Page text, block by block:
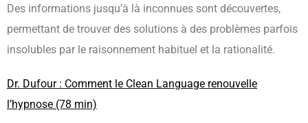
Des informations jusqu’à là inconnues sont découvertes,
permettant de trouver des solutions à des problèmes parfois
insolubles par le raisonnement habituel et la rationalité.
Dr. Dufour : Comment le Clean Language renouvelle
l’hypnose (78 min)